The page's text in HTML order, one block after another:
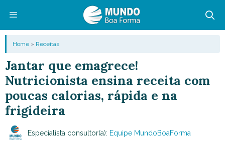
conteúdo
Menu
Home » Receitas
Jantar que emagrece!
Nutricionista ensina receita com
poucas calorias, rápida e na
frigideira
Especialista consultor(a): Equipe MundoBoaForma